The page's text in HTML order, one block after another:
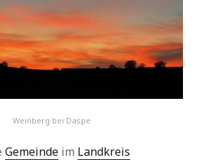
Weinberg bei Daspe
Gemeinde im Landkreis